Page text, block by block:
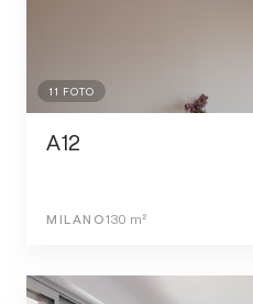
11 FOTO
A12
MILANO130 m²